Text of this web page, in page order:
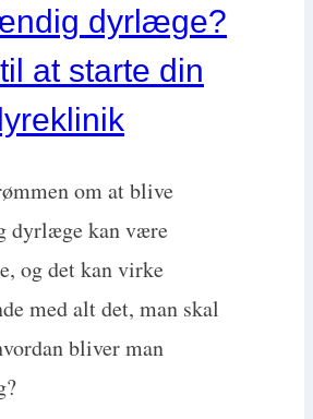
tips
til
dyreklinikken
med
dyrlæge?
at starte din
om at blive
dyrlæge kan være
og det kan virke
med alt det, man skal
bliver man